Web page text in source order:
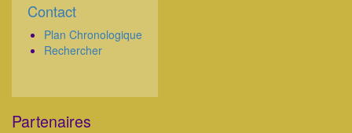
Corps
Contact
Plan Chronologique
Rechercher
Partenaires